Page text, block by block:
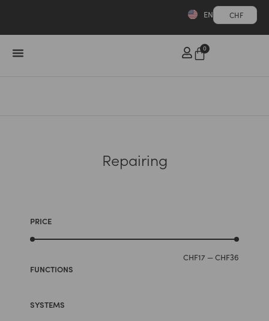
CHF
EN
0
Repairing
PRICE
CHF17 —CHF36
FUNCTIONS
SYSTEMS